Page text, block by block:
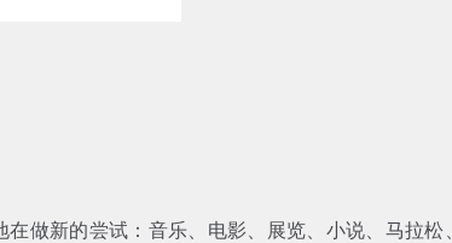
做新的尝试：音乐、电影、展览、小说、马拉松